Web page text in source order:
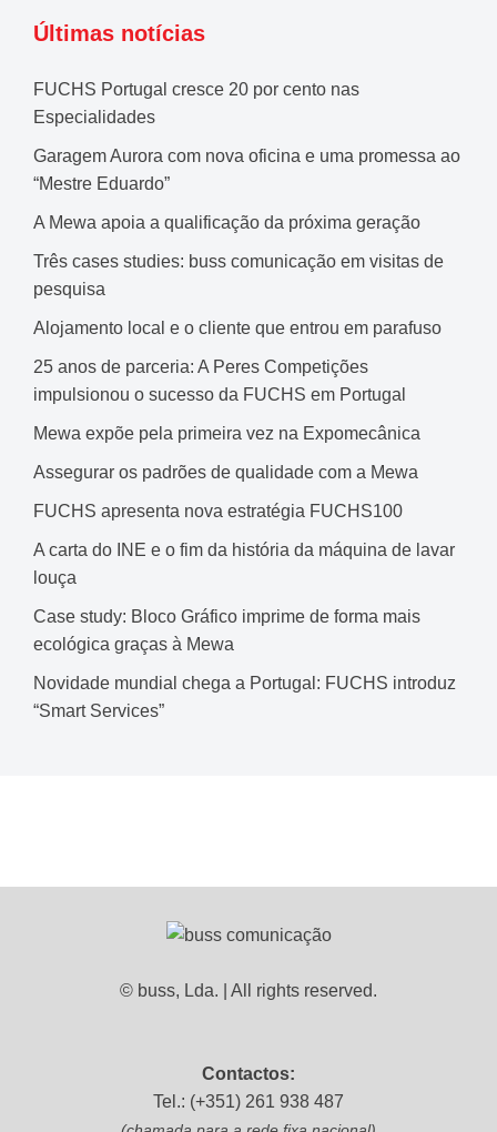
Últimas notícias
FUCHS Portugal cresce 20 por cento nas
Especialidades
Garagem Aurora com nova oficina e uma promessa ao
“Mestre Eduardo”
A Mewa apoia a qualificação da próxima geração
Três cases studies: buss comunicação em visitas de
pesquisa
Alojamento local e o cliente que entrou em parafuso
25 anos de parceria: A Peres Competições
impulsionou o sucesso da FUCHS em Portugal
Mewa expõe pela primeira vez na Expomecânica
Assegurar os padrões de qualidade com a Mewa
FUCHS apresenta nova estratégia FUCHS100
A carta do INE e o fim da história da máquina de lavar
louça
Case study: Bloco Gráfico imprime de forma mais
ecológica graças à Mewa
Novidade mundial chega a Portugal: FUCHS introduz
“Smart Services”
© buss, Lda. | All rights reserved.
Contactos:
Tel.: (+351) 261 938 487